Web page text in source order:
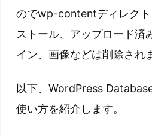
のでwp-contentディレク
ストール、アップロード済
イン、画像などは削除され
以下、WordPress
使い方を紹介します。